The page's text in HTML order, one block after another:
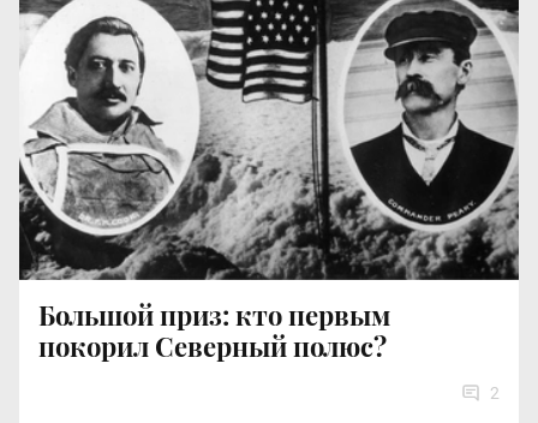
Большой приз: кто первым
покорил Северный полюс?
2